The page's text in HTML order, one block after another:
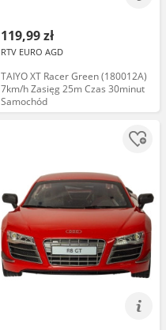
119,99 zł
RTV EURO AGD
TAIYO XT Racer Green (180012A)
7km/h Zasięg 25m Czas 30minut
Samochód